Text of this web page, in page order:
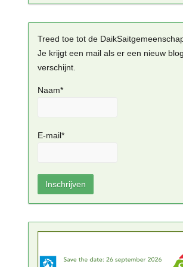
Treed toe tot de
Je krijgt een mail als er een nieuw
verschijnt.
Naam*
E-mail*